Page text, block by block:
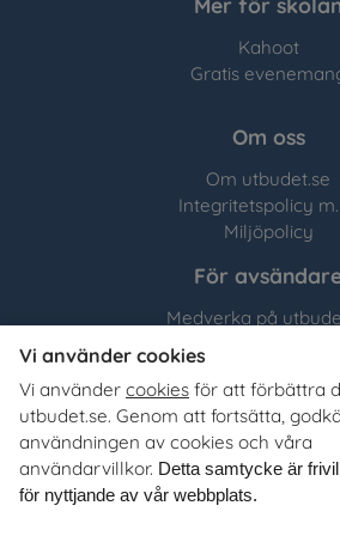
Kahoot
Gratis
Om oss
Om utbudet.se
Integritetspolicy
Miljöpolicy
För
Medverka på
Utbudet.se
organisationers, myndigheters och
till Sveriges alla skolor, universitet
är kostnadsfri för lärare, studie- och
annan
Vi använder cookies
Vi använder cookies för att förbättra
utbudet.se. Genom att fortsätta,
användningen av cookies och våra
användarvillkor. Detta samtycke är
för nyttjande av vår webbplats.